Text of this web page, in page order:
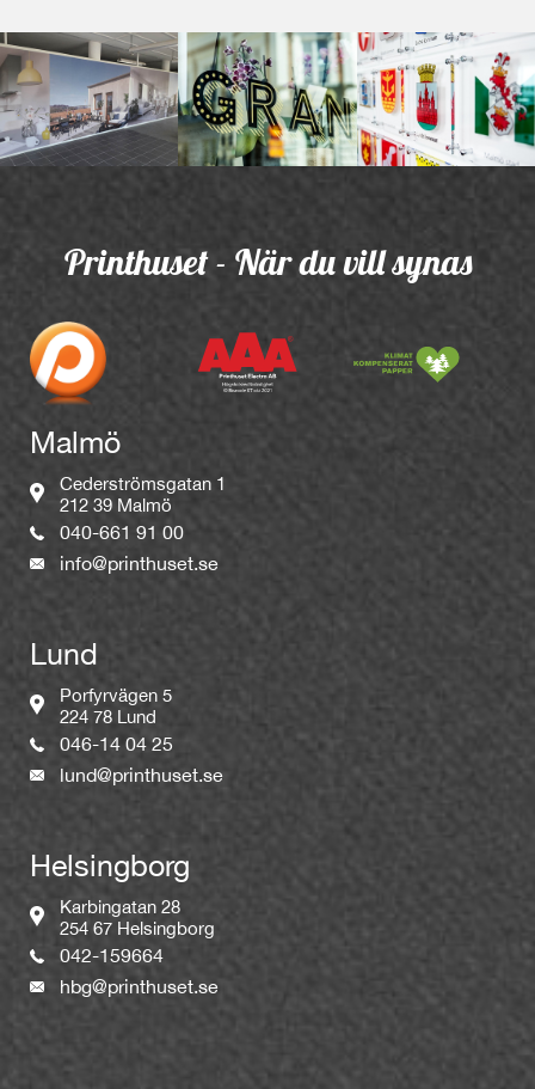
Printhuset - När du vill synas
Malmö
Cederströmsgatan 1
212 39 Malmö
040-661 91 00
info@printhuset.se
Lund
Porfyrvägen 5
224 78 Lund
046-14 04 25
lund@printhuset.se
Helsingborg
Karbingatan 28
254 67 Helsingborg
042-159664
hbg@printhuset.se